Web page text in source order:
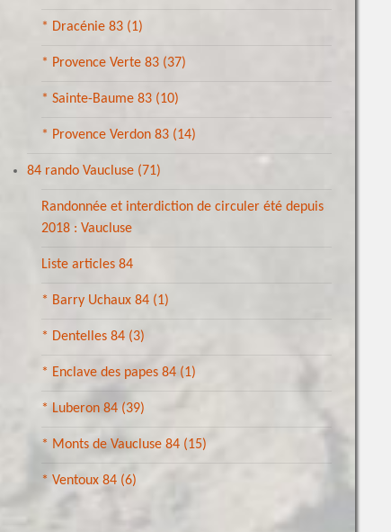
* Dracénie 83 (1)
* Provence Verte 83 (37)
* Sainte-Baume 83 (10)
* Provence Verdon 83 (14)
84 rando Vaucluse (71)
Randonnée et interdiction de circuler été depuis
2018 : Vaucluse
Liste articles 84
* Barry Uchaux 84 (1)
* Dentelles 84 (3)
* Enclave des papes 84 (1)
* Luberon 84 (39)
* Monts de Vaucluse 84 (15)
* Ventoux 84 (6)